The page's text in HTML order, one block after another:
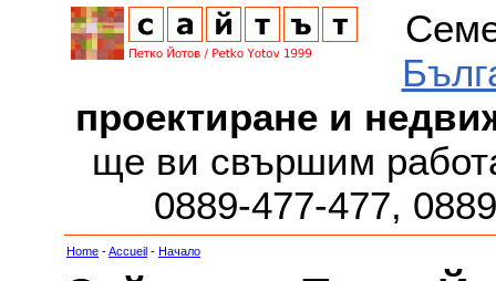
проектиране и
ще ви свършим
0889-477-477,
Home -Accueil - Начало